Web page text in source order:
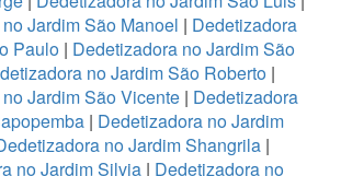
Jardim São Manoel | Dedetizadora
Paulo | Dedetizadora no Jardim São
no Jardim São Roberto|
Jardim São Vicente| Dedetizadora
| Dedetizadora no Jardim
no Jardim Shangrila|
no Jardim Silvia | Dedetizadora no